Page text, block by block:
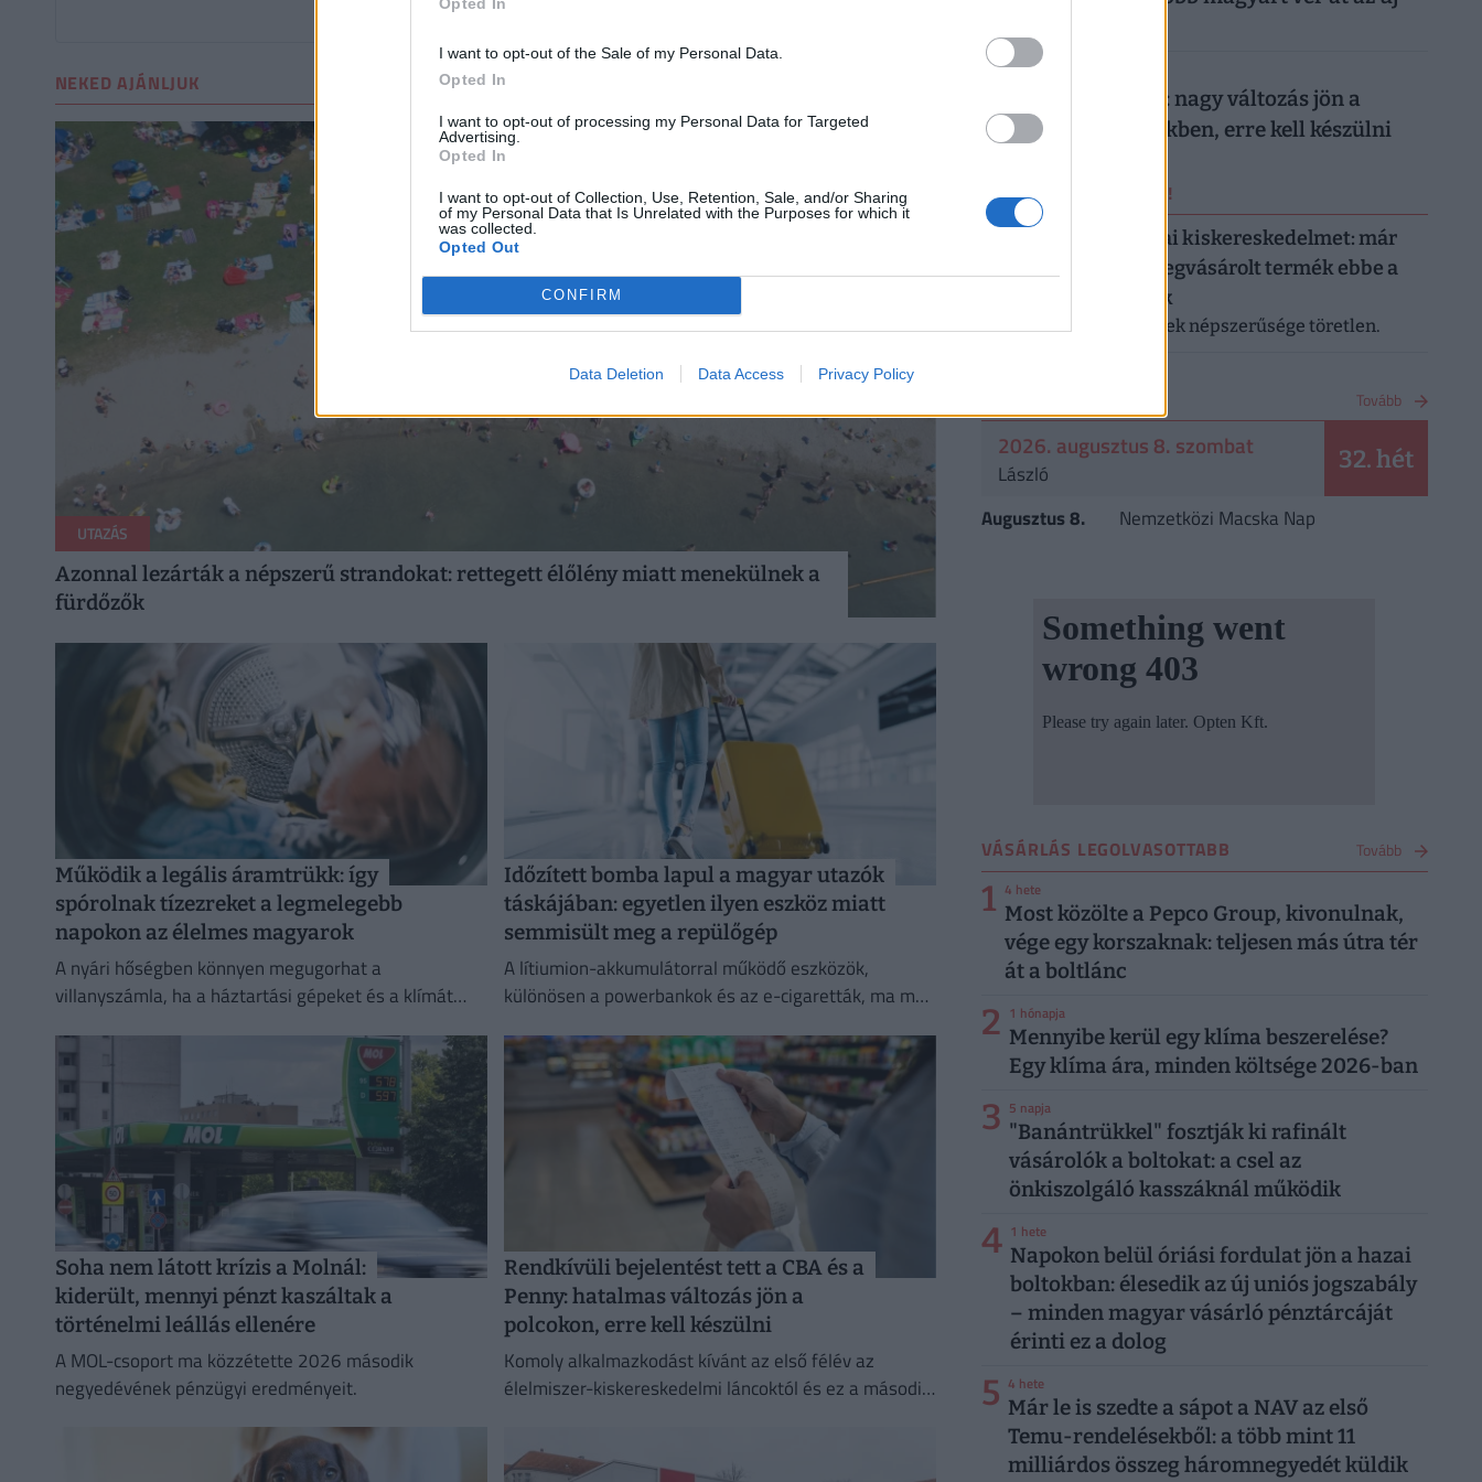
I want to opt-out of the Sale of my Personal Data.
Opted In
I want to opt-out of processing my Personal Data for Targeted
Advertising.
Opted In
I want to opt-out of Collection, Use, Retention, Sale, and/or Sharing
of my Personal Data that Is Unrelated with the Purposes for which it
was collected.
Opted Out
CONFIRM
Data Deletion Data Access Privacy Policy
Még nincsenek hozzászólások. Legyél te az első!
NEKED AJÁNLJUK
UTAZÁS
Azonnal lezárták a népszerű strandokat: rettegett élőlény miatt menekülnek a
fürdőzők
Működik a legális áramtrükk: így
spórolnak tízezreket a legmelegebb
napokon az élelmes magyarok
A nyári hőségben könnyen megugorhat a
villanyszámla, ha a háztartási gépeket és a klímát
Időzített bomba lapul a magyar utazók
táskájában: egyetlen ilyen eszköz miatt
semmisült meg a repülőgép
A lítiumion-akkumulátorral működő eszközök,
különösen a powerbankok és az e-cigaretták, ma már
kockázatát jelentik.
Soha nem látott krízis a Molnál:
kiderült, mennyi pénzt kaszáltak a
történelmi leállás ellenére
A MOL-csoport ma közzétette 2026 második
negyedévének pénzügyi eredményeit.
Rendkívüli bejelentést tett a CBA és a
Penny: hatalmas változás jön a
polcokon, erre kell készülni
Komoly alkalmazkodást kívánt az első félév az
élelmiszer-kiskereskedelmi láncoktól és ez a második
2026. augusztus 7.
Döntött a kormány: nagy változás jön a
háziorvosi rendelőkben, erre kell készülni
ERRŐL NE MARADJ LE!
Letarolták az európai kiskereskedelmet: már
minden második megvásárolt termék ebbe a
kategóriába tartozik
A saját márkás termékek népszerűsége töretlen.
Tovább
2026. augusztus 8. szombat
László 32. hét
Augusztus 8. Nemzetközi Macska Nap
VÁSÁRLÁS LEGOLVASOTTABB Tovább
1 4 hete
Most közölte a Pepco Group, kivonulnak,
vége egy korszaknak: teljesen más útra tér
át a boltlánc
2 1 hónapja
Mennyibe kerül egy klíma beszerelése?
Egy klíma ára, minden költsége 2026-ban
3 5 napja
"Banántrükkel" fosztják ki rafinált
vásárolók a boltokat: a csel az
önkiszolgáló kasszáknál működik
4 1 hete
Napokon belül óriási fordulat jön a hazai
boltokban: élesedik az új uniós jogszabály
– minden magyar vásárló pénztárcáját
érinti ez a dolog
5 4 hete
Már le is szedte a sápot a NAV az első
Temu-rendelésekből: a több mint 11
milliárdos összeg háromnegyedét küldik